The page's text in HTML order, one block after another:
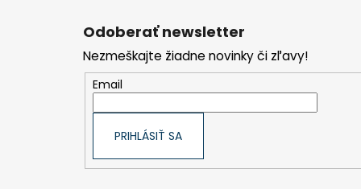
Odoberať newsletter
Nezmeškajte žiadne novinky či zľavy!
Email
PRIHLÁSIŤ SA